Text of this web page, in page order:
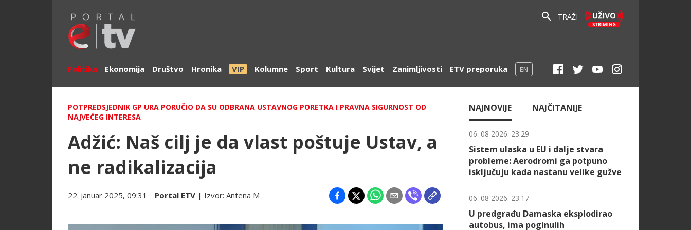
TRAŽI
Politika Ekonomija Društvo Hronika VIP Kolumne Sport Kultura Svijet Zanimljivosti ETV preporuka EN
POTPREDSJEDNIK GP URA PORUČIO DA SU ODBRANA USTAVNOG PORETKA I PRAVNA SIGURNOST OD
NAJVEĆEG INTERESA
Adžić: Naš cilj je da vlast poštuje Ustav, a
ne radikalizacija
22. januar 2025, 09:31 Portal ETV | Izvor: Antena M
NAJNOVIJE NAJČITANIJE
06. 08 2026. 23:29
Sistem ulaska u EU i dalje stvara
probleme: Aerodromi ga potpuno
isključuju kada nastanu velike gužve
06. 08 2026. 23:17
U predgrađu Damaska eksplodirao
autobus, ima poginulih